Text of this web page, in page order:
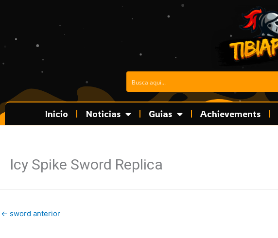
Inicio Noticias Guias Achievements
Icy Spike Sword Replica
← sword anterior